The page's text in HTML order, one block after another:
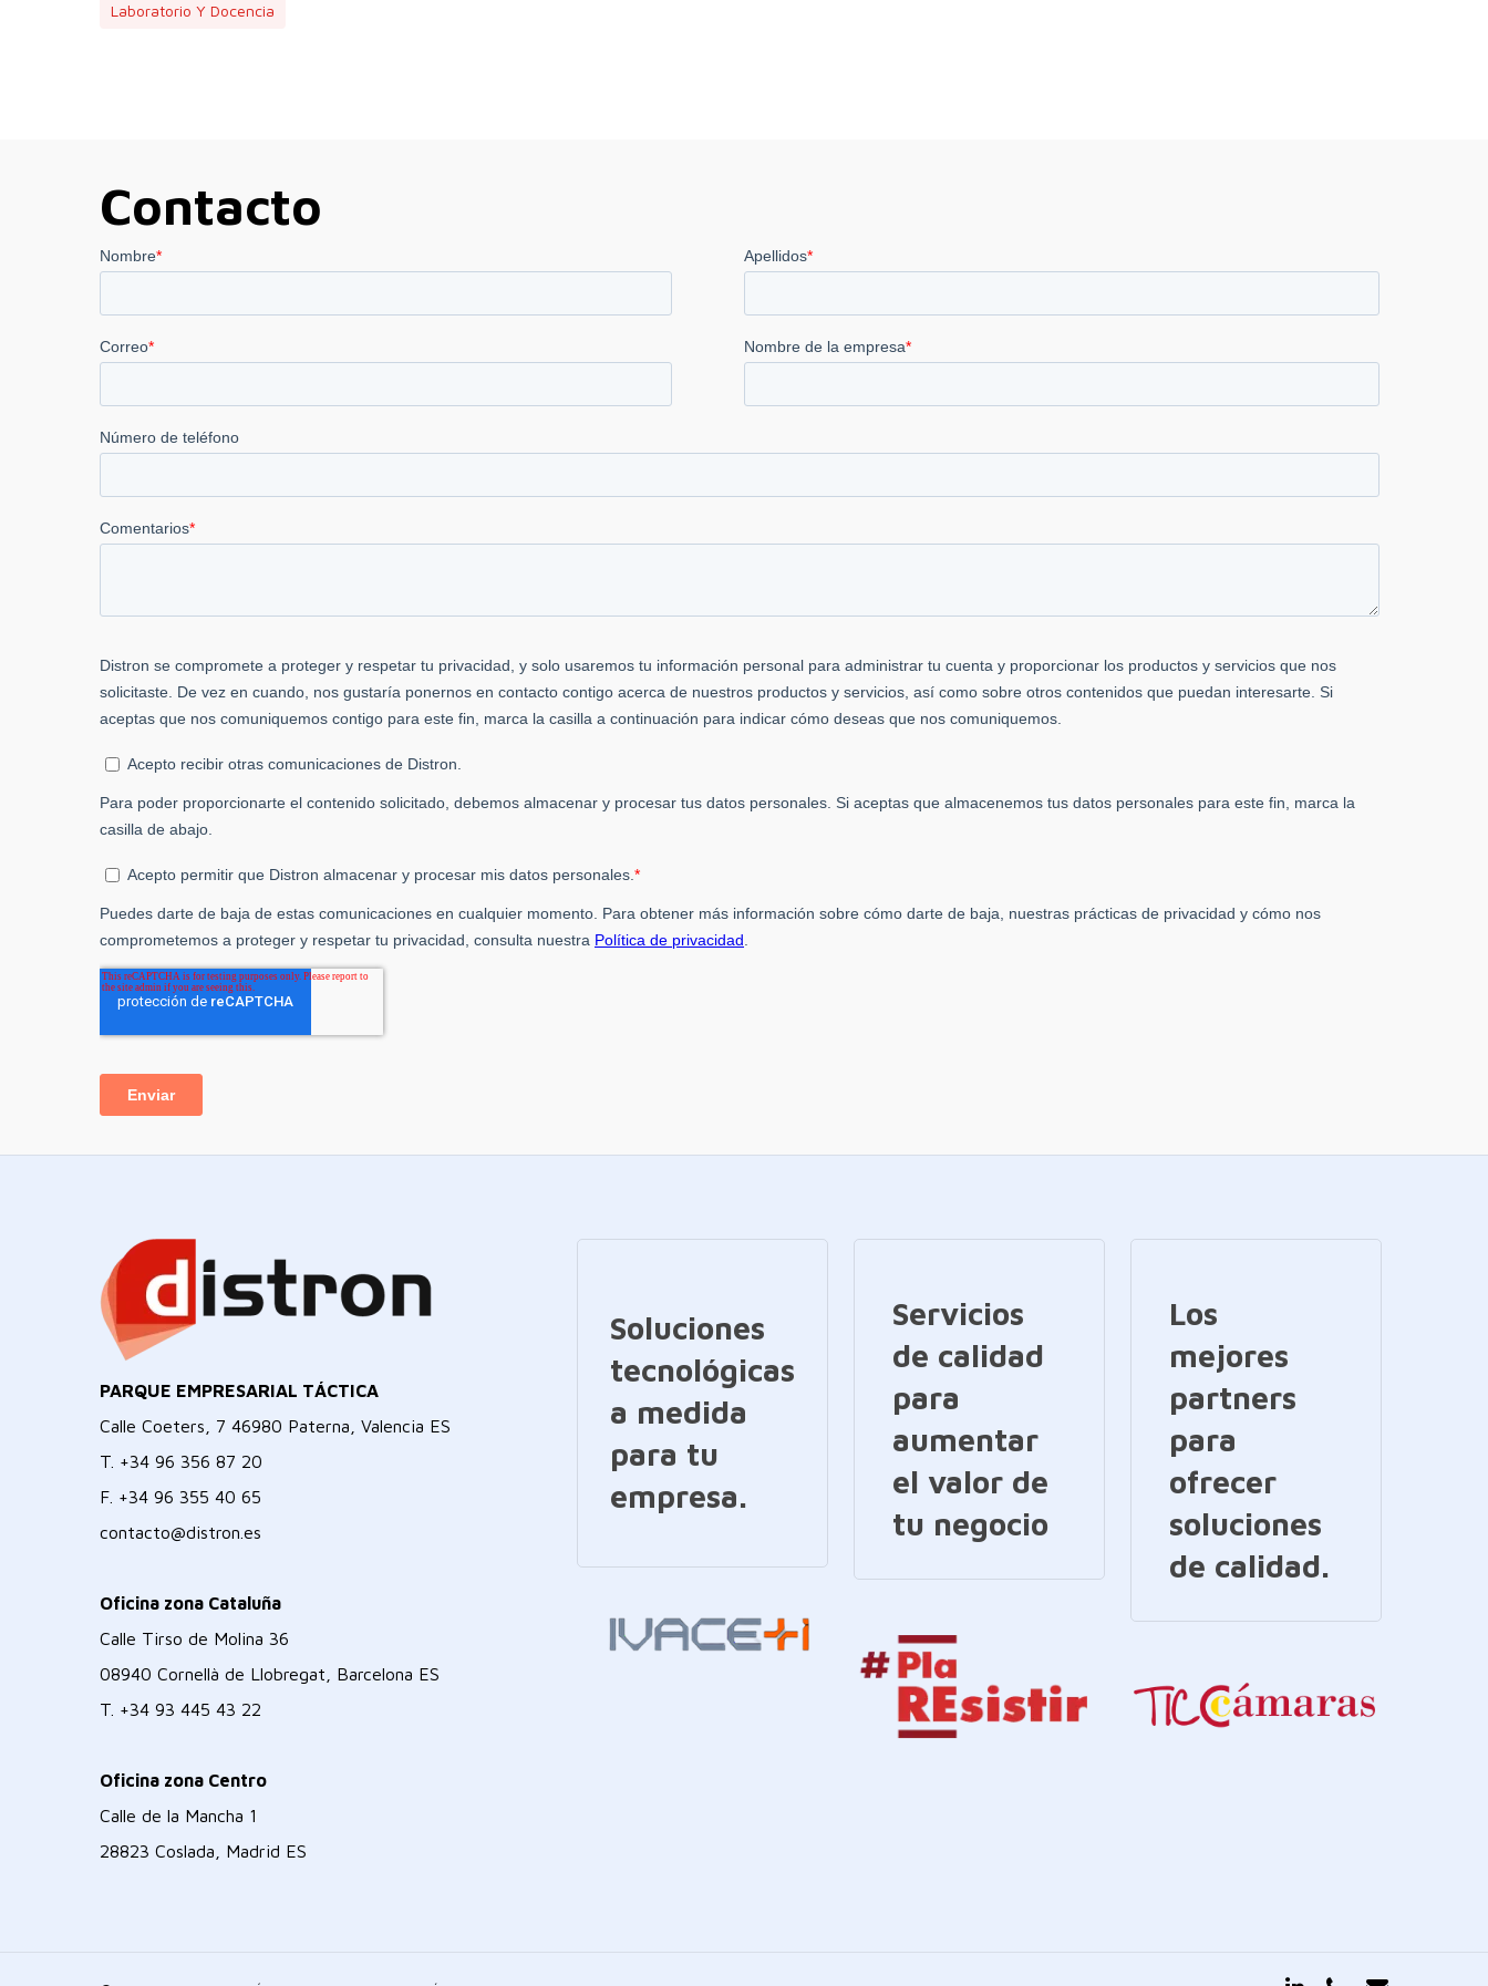
Laboratorio Y Docencia
Contacto
PARQUE EMPRESARIAL TÁCTICA
Calle Coeters, 7 46980 Paterna, Valencia ES
T. +34 96 356 87 20
F. +34 96 355 40 65
contacto@distron.es
Oficina zona Cataluña
Calle Tirso de Molina 36
08940 Cornellà de Llobregat, Barcelona ES
T. +34 93 445 43 22
Oficina zona Centro
Calle de la Mancha 1
28823 Coslada, Madrid ES
Soluciones
tecnológicas
a medida
para tu
empresa.
Servicios
de calidad
para
aumentar
el valor de
tu negocio
Los
mejores
partners
para
ofrecer
soluciones
de calidad.